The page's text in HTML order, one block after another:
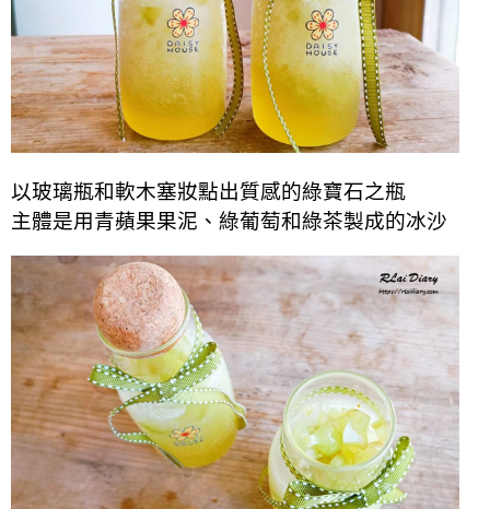
以玻璃瓶和軟木塞妝點出質感的綠寶石之瓶
主體是用青蘋果果泥、綠葡萄和綠茶製成的冰沙